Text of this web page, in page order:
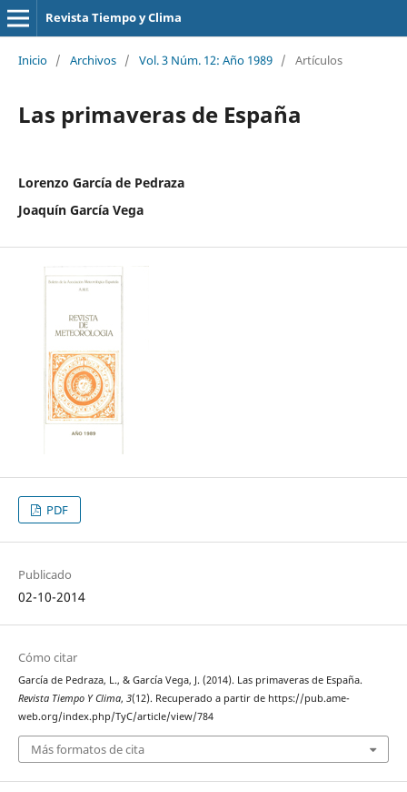
Revista Tiempo y Clima
Inicio / Archivos / Vol. 3 Núm. 12: Año 1989 / Artículos
Las primaveras de España
Lorenzo García de Pedraza
Joaquín García Vega
PDF
Publicado
02-10-2014
Cómo citar
García de Pedraza, L., & García Vega, J. (2014). Las primaveras de España.
Revista Tiempo Y Clima, 3(12). Recuperado a partir de https://pub.ame-
web.org/index.php/TyC/article/view/784
Más formatos de cita